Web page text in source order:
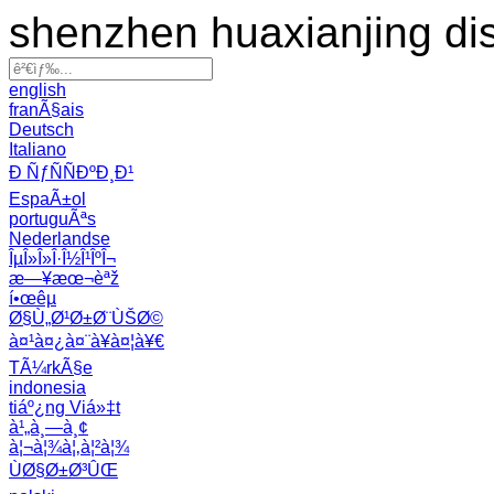
shenzhen huaxianjing
english
franÃ§ais
Deutsch
Italiano
Ð ÑƒÑÑÐºÐ¸Ð¹
EspaÃ±ol
portuguÃªs
Nederlandse
ÎµÎ»Î»Î·Î½Î¹ÎºÎ¬
æ—¥æœ¬èªž
í•œêµ­
Ø§Ù„Ø¹Ø±Ø¨ÙŠØ©
à¤¹à¤¿à¤¨à¥à¤¦à¥€
TÃ¼rkÃ§e
indonesia
tiáº¿ng Viá»‡t
à¹„à¸—à¸¢
à¦¬à¦¾à¦‚à¦²à¦¾
ÙØ§Ø±Ø³ÛŒ